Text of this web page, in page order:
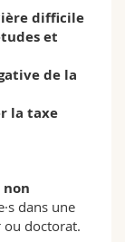
difficile
et
de la
la taxe
non
dans une
ou doctorat.